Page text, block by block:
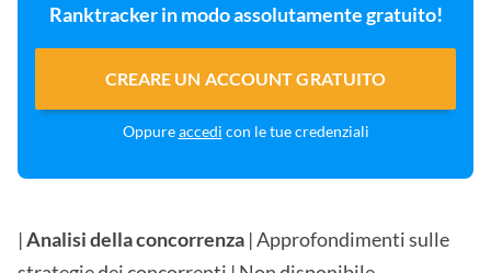
Ranktracker in modo assolutamente gratuito!
CREARE UN ACCOUNT GRATUITO
Oppureaccedi con le tue credenziali
|Analisi della concorrenza | Approfondimenti sulle